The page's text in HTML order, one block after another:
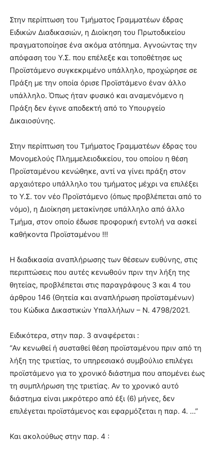
Στην περίπτωση του Τμήματος Γραμματέων έδρας
Ειδικών Διαδικασιών, η Διοίκηση του Πρωτοδικείου
πραγματοποίησε ένα ακόμα ατόπημα. Αγνοώντας την
απόφαση του Υ.Σ. που επέλεξε και τοποθέτησε ως
Προϊστάμενο συγκεκριμένο υπάλληλο, προχώρησε σε
Πράξη με την οποία όρισε Προϊστάμενο έναν άλλο
υπάλληλο. Όπως ήταν φυσικό και αναμενόμενο η
Πράξη δεν έγινε αποδεκτή από το Υπουργείο
Δικαιοσύνης.
Στην περίπτωση του Τμήματος Γραμματέων έδρας του
Μονομελούς Πλημμελειοδικείου, του οποίου η θέση
Προϊσταμένου κενώθηκε, αντί να γίνει πράξη στον
αρχαιότερο υπάλληλο του τμήματος μέχρι να επιλέξει
το Υ.Σ. τον νέο Προϊστάμενο (όπως προβλέπεται από το
νόμο), η Διοίκηση μετακίνησε υπάλληλο από άλλο
Τμήμα, στον οποίο έδωσε προφορική εντολή να ασκεί
καθήκοντα Προϊσταμένου !!!
Η διαδικασία αναπλήρωσης των θέσεων ευθύνης, στις
περιπτώσεις που αυτές κενωθούν πριν την λήξη της
θητείας, προβλέπεται στις παραγράφους 3 και 4 του
άρθρου 146 (Θητεία και αναπλήρωση προϊσταμένων)
του Κώδικα Δικαστικών Υπαλλήλων – Ν. 4798/2021.
Ειδικότερα, στην παρ. 3 αναφέρεται :
“Αν κενωθεί ή συσταθεί θέση προϊσταμένου πριν από τη
λήξη της τριετίας, το υπηρεσιακό συμβούλιο επιλέγει
προϊστάμενο για το χρονικό διάστημα που απομένει έως
τη συμπλήρωση της τριετίας. Αν το χρονικό αυτό
διάστημα είναι μικρότερο από έξι (6) μήνες, δεν
επιλέγεται προϊστάμενος και εφαρμόζεται η παρ. 4. …”
Και ακολούθως στην παρ. 4 :